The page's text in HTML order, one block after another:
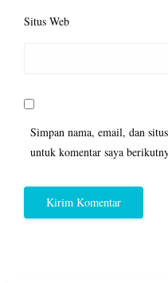
Situs Web
Simpan nama, email, dan
untuk komentar saya